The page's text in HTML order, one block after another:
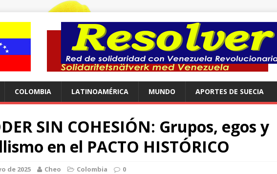
COLOMBIA LATINOAMÉRICA MUNDO APORTES DE SUECIA
SIN COHESIÓN: Grupos, egos y
en el PACTO HISTÓRICO
de 2025 Cheo Colombia 0